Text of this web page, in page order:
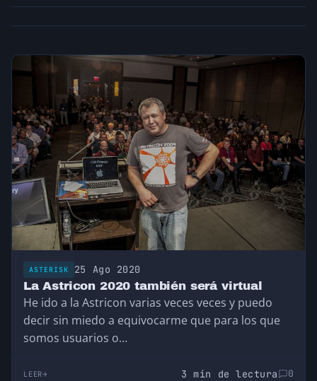
ASTERISK 25 Ago 2020
La Astricon 2020 también será virtual
He ido a la Astricon varias veces veces y puedo
decir sin miedo a equivocarme que para los que
somos usuarios o…
LEER 3 min de lectura 0